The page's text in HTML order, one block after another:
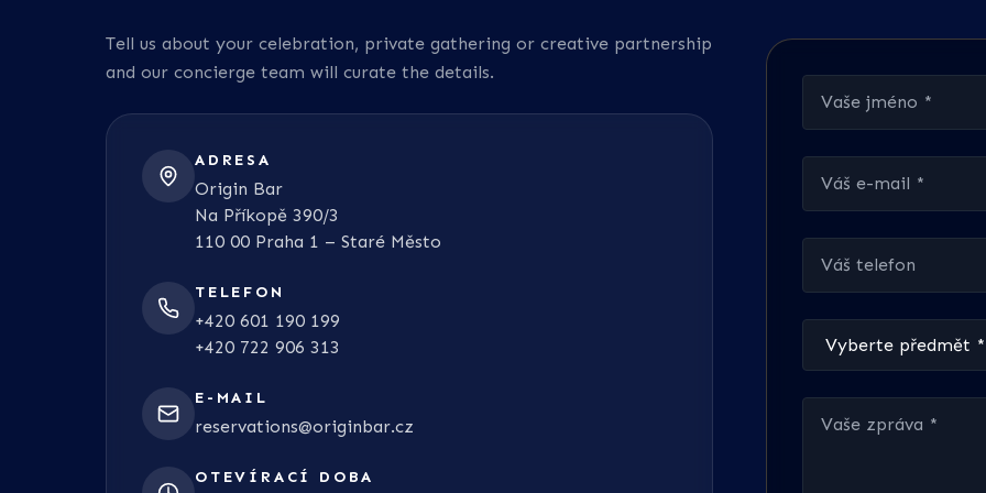
Tell us about your celebration, private gathering or creative partnership
and our concierge team will curate the details.
ADRESA
Origin Bar
Na Příkopě 390/3
110 00 Praha 1 – Staré Město
TELEFON
+420 601 190 199
+420 722 906 313
E-MAIL
reservations@originbar.cz
OTEVÍRACÍ DOBA